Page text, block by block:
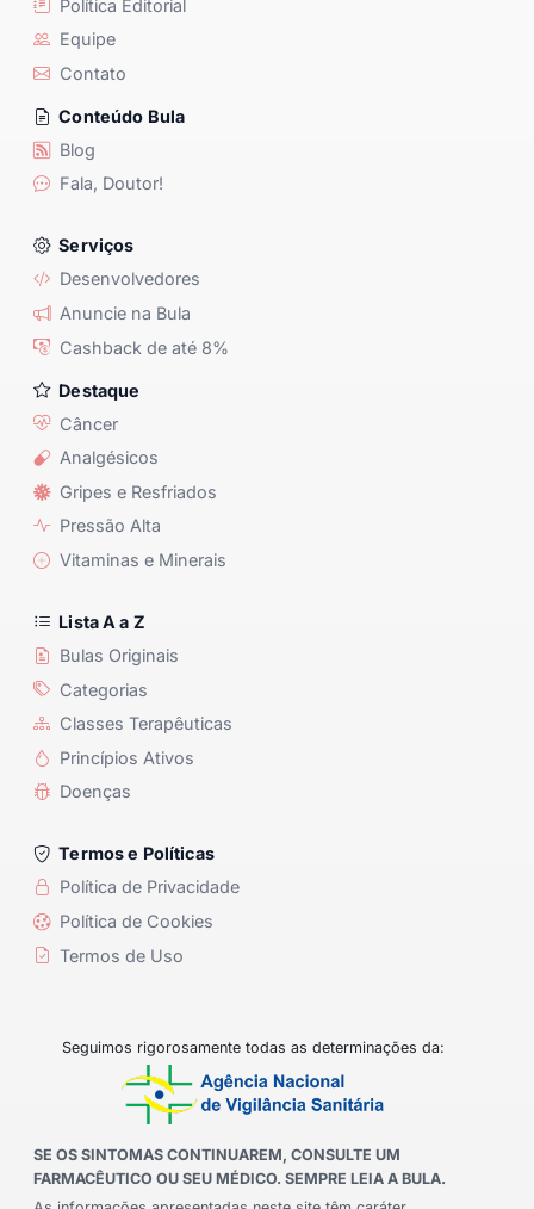
Política Editorial
Equipe
Contato
Conteúdo Bula
Blog
Fala, Doutor!
Serviços
Desenvolvedores
Anuncie na Bula
Cashback de até 8%
Destaque
Câncer
Analgésicos
Gripes e Resfriados
Pressão Alta
Vitaminas e Minerais
Lista A a Z
Bulas Originais
Categorias
Classes Terapêuticas
Princípios Ativos
Doenças
Termos e Políticas
Política de Privacidade
Política de Cookies
Termos de Uso
Seguimos rigorosamente todas as determinações da:
SE OS SINTOMAS CONTINUAREM, CONSULTE UM
FARMACÊUTICO OU SEU MÉDICO. SEMPRE LEIA A BULA.